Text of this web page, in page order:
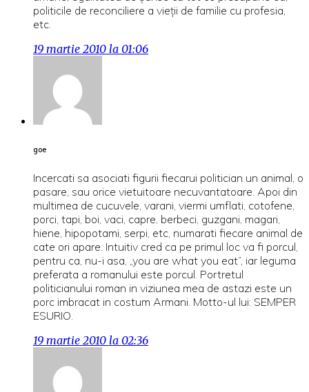
politicile de reconciliere a vieţii de familie cu profesia,
etc.
19 martie 2010 la 01:06
goe
Incercati sa asociati figurii fiecarui politician un animal, o
pasare, sau orice vietuitoare necuvantatoare. Apoi din
multimea de cucuvele, varani, viermi umflati, cotofene,
porci, tapi, boi, vaci, capre, berbeci, guzgani, magari,
hiene, hipopotami, serpi, etc, numarati fiecare animal de
cate ori apare. Intuitiv cred ca pe primul loc va fi porcul,
pentru ca, nu-i asa, „you are what you eat”, iar leguma
preferata a romanului este porcul. Portretul
politicianului roman in viziunea mea de astazi este un
porc imbracat in costum Armani. Motto-ul lui: SEMPER
ESURIO.
19 martie 2010 la 02:36